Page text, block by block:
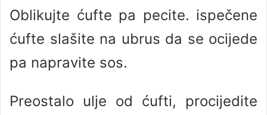
Oblikujte ćufte pa pecite. ispečene
ćufte slašite na ubrus da se ocijede
pa napravite sos.
Preostalo ulje od ćufti, procijedite